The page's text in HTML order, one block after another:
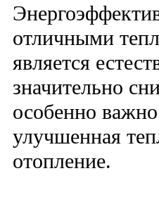
отличными
является
значительно
особенно
улучшенная
отопление.